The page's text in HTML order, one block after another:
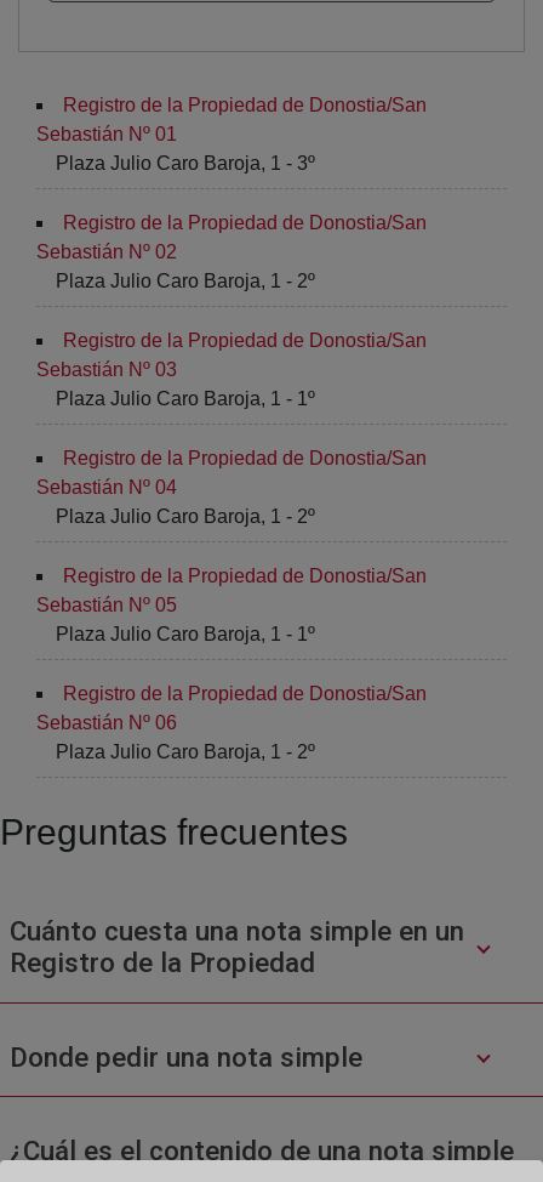
Registro de la Propiedad de Donostia/San
Sebastián Nº 01
Plaza Julio Caro Baroja, 1 - 3º
Registro de la Propiedad de Donostia/San
Sebastián Nº 02
Plaza Julio Caro Baroja, 1 - 2º
Registro de la Propiedad de Donostia/San
Sebastián Nº 03
Plaza Julio Caro Baroja, 1 - 1º
Registro de la Propiedad de Donostia/San
Sebastián Nº 04
Plaza Julio Caro Baroja, 1 - 2º
Registro de la Propiedad de Donostia/San
Sebastián Nº 05
Plaza Julio Caro Baroja, 1 - 1º
Registro de la Propiedad de Donostia/San
Sebastián Nº 06
Plaza Julio Caro Baroja, 1 - 2º
Preguntas frecuentes
Cuánto cuesta una nota simple en un
Registro de la Propiedad
Donde pedir una nota simple
¿Cuál es el contenido de una nota simple